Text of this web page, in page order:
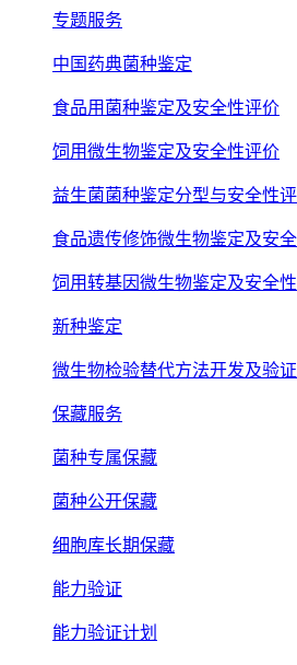
专题服务
中国药典菌种鉴定
食品用菌种鉴定及安全性评价
饲用微生物鉴定及安全性评价
益生菌菌种鉴定分型与安全性
食品遗传修饰微生物鉴定及安
饲用转基因微生物鉴定及安全
新种鉴定
微生物检验替代方法开发及验证
保藏服务
菌种专属保藏
菌种公开保藏
细胞库长期保藏
能力验证
能力验证计划